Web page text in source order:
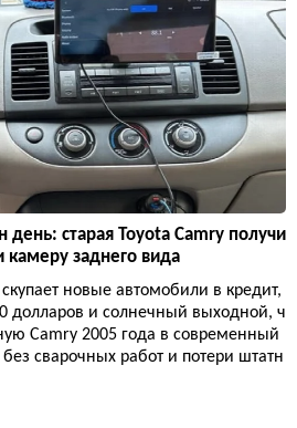
день: старая Toyota Camry получи
камеру заднего вида
новые автомобили в кредит,
долларов и солнечный выходной, ч
Camry 2005 года в современный
сварочных работ и потери штатн